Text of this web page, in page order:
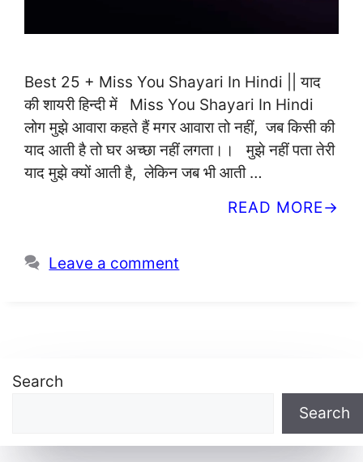
Best 25 + Miss You Shayari In Hindi || याद
की शायरी हिन्दी में Miss You Shayari In Hindi
लोग मुझे आवारा कहते हैं मगर आवारा तो नहीं, जब किसी की
याद आती है तो घर अच्छा नहीं लगता।। मुझे नहीं पता तेरी
याद मुझे क्यों आती है, लेकिन जब भी आती …
READ MORE
Leave a comment
Search
Search